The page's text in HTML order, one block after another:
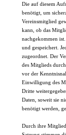
Die auf diesem
benötigt, um
Vereinsmitglied
kann, ob das
nachgekommen
und gespeichert.
zugeordnet. Der
des Mitglieds
vor der
Einwilligung des
Dritte
Daten, soweit sie
benötigt werden,
Durch ihre